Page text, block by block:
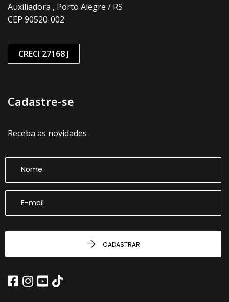
Auxiliadora , Porto Alegre / RS
CEP 90520-002
CRECI 27168 J
Cadastre-se
Receba as novidades
CADASTRAR